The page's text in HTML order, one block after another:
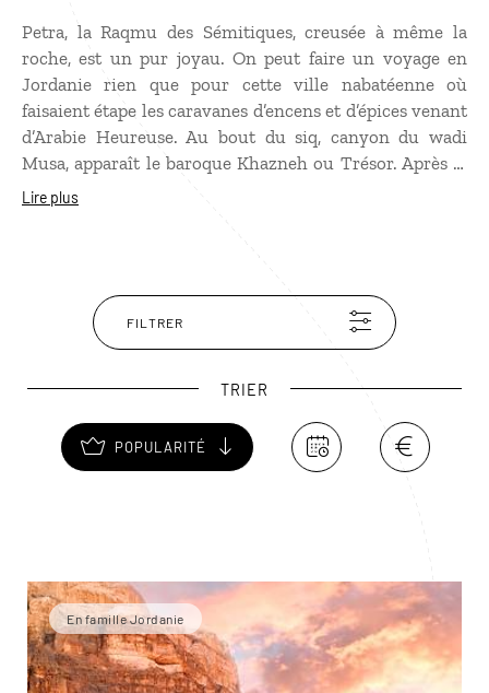
Petra, la Raqmu des Sémitiques, creusée à même la
roche, est un pur joyau. On peut faire un voyage en
Jordanie rien que pour cette ville nabatéenne où
faisaient étape les caravanes d’encens et d’épices venant
d’Arabie Heureuse. Au bout du siq, canyon du wadi
Musa, apparaît le baroque Khazneh ou Trésor. Après la
Ville Basse, où foisonnent temples et tombeaux ciselés,
temps d’aller voir les hauts lieux des sacrifices et El
Beida, de repérer les bétyles, les citernes et conduites
d’eau qui sont aussi des prouesses techniques !
Lire plus
FILTRER
TRIER
POPULARITÉ
En famille Jordanie